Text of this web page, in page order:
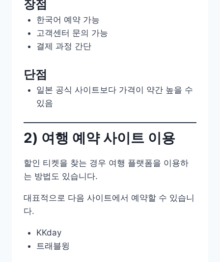
장점
한국어 예약 가능
고객센터 문의 가능
결제 과정 간단
단점
일본 공식 사이트보다 가격이 약간 높을 수
있음
2) 여행 예약 사이트 이용
할인 티켓을 찾는 경우 여행 플랫폼을 이용하
는 방법도 있습니다.
대표적으로 다음 사이트에서 예약할 수 있습니
다.
KKday
트래블윙